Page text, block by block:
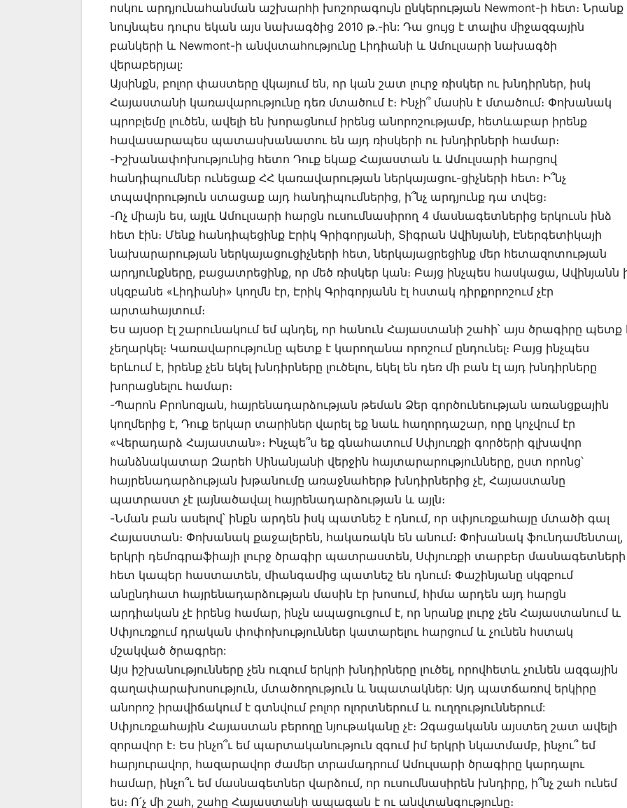
ոսկու արդյունահանման աշխարհի խոշորագույն ընկերության Newmont-ի հետ։ Նրանք
նույնպես դուրս եկան այս նախագծից 2010 թ.-ին: Դա ցույց է տալիս միջազգային
բանկերի և Newmont-ի անվստահությունը Լիդիանի և Ամուլսարի նախագծի
վերաբերյալ:
Այսինքն, բոլոր փաստերը վկայում են, որ կան շատ լուրջ ռիսկեր ու խնդիրներ, իսկ
Հայաստանի կառավարությունը դեռ մտածում է։ Ինչի՞ մասին է մտածում։ Փոխանակ
պրոբլեմը լուծեն, ավելի են խորացնում իրենց անորոշությամբ, հետևաբար իրենք
հավասարապես պատասխանատու են այդ ռիսկերի ու խնդիրների համար։
-Իշխանափոխությունից հետո Դուք եկաք Հայաստան և Ամուլսարի հարցով
հանդիպումներ ունեցաք ՀՀ կառավարության ներկայացու-ցիչների հետ։ Ի՞նչ
տպավորություն ստացաք այդ հանդիպումներից, ի՞նչ արդյունք դա տվեց։
-Ոչ միայն ես, այլև Ամուլսարի հարցն ուսումնասիրող 4 մասնագետներից երկուսն ինձ
հետ էին։ Մենք հանդիպեցինք Էրիկ Գրիգորյանի, Տիգրան Ավինյանի, Էներգետիկայի
նախարարության ներկայացուցիչների հետ, ներկայացրեցինք մեր հետազոտության
արդյունքները, բացատրեցինք, որ մեծ ռիսկեր կան։ Բայց ինչպես հասկացա, Ավինյանն
սկզբանե «Լիդիանի» կողմն էր, Էրիկ Գրիգորյանն էլ հստակ դիրքորոշում չէր
արտահայտում։
Ես այսօր էլ շարունակում եմ պնդել, որ հանուն Հայաստանի շահի՝ այս ծրագիրը պետք
չեղարկել։ Կառավարությունը պետք է կարողանա որոշում ընդունել։ Բայց ինչպես
երևում է, իրենք չեն եկել խնդիրները լուծելու, եկել են դեռ մի բան էլ այդ խնդիրները
խորացնելու համար։
-Պարոն Բրոնոզյան, հայրենադարձության թեման Ձեր գործունեության առանցքային
կողմերից է, Դուք երկար տարիներ վարել եք նաև հաղորդաշար, որը կոչվում էր
«Վերադարձ Հայաստան»։ Ինչպե՞ս եք գնահատում Սփյուռքի գործերի գլխավոր
հանձնակատար Զարեհ Սինանյանի վերջին հայտարարությունները, ըստ որոնց՝
հայրենադարձության խթանումը առաջնահերթ խնդիրներից չէ, Հայաստանը
պատրաստ չէ լայնածավալ հայրենադարձության և այլն։
-Նման բան ասելով՝ ինքն արդեն իսկ պատնեշ է դնում, որ սփյուռքահայը մտածի գալ
Հայաստան։ Փոխանակ քաջալերեն, հակառակն են անում։ Փոխանակ ֆունդամենտալ,
երկրի դեմոգրաֆիայի լուրջ ծրագիր պատրաստեն, Սփյուռքի տարբեր մասնագետների
հետ կապեր հաստատեն, միանգամից պատնեշ են դնում։ Փաշինյանը սկզբում
անընդհատ հայրենադարձության մասին էր խոսում, հիմա արդեն այդ հարցն
արդիական չէ իրենց համար, ինչն ապացուցում է, որ նրանք լուրջ չեն Հայաստանում և
Սփյուռքում դրական փոփոխություններ կատարելու հարցում և չունեն հստակ
մշակված ծրագրեր:
Այս իշխանությունները չեն ուզում երկրի խնդիրները լուծել, որովհետև չունեն ազգային
գաղափարախոսություն, մտածողություն և նպատակներ: Այդ պատճառով երկիրը
անորոշ իրավիճակում է գտնվում բոլոր ոլորտներում և ուղղություններում:
Սփյուռքահային Հայաստան բերողը նյութականը չէ։ Զգացականն այստեղ շատ ավելի
զորավոր է։ Ես ինչո՞ւ եմ պարտականություն զգում իմ երկրի նկատմամբ, ինչու՞ եմ
հարյուրավոր, հազարավոր ժամեր տրամադրում Ամուլսարի ծրագիրը կարդալու
համար, ինչո՞ւ եմ մասնագետներ վարձում, որ ուսումնասիրեն խնդիրը, ի՞նչ շահ ունեմ
ես։ Ո՛չ մի շահ, շահը Հայաստանի ապագան է ու անվտանգությունը։